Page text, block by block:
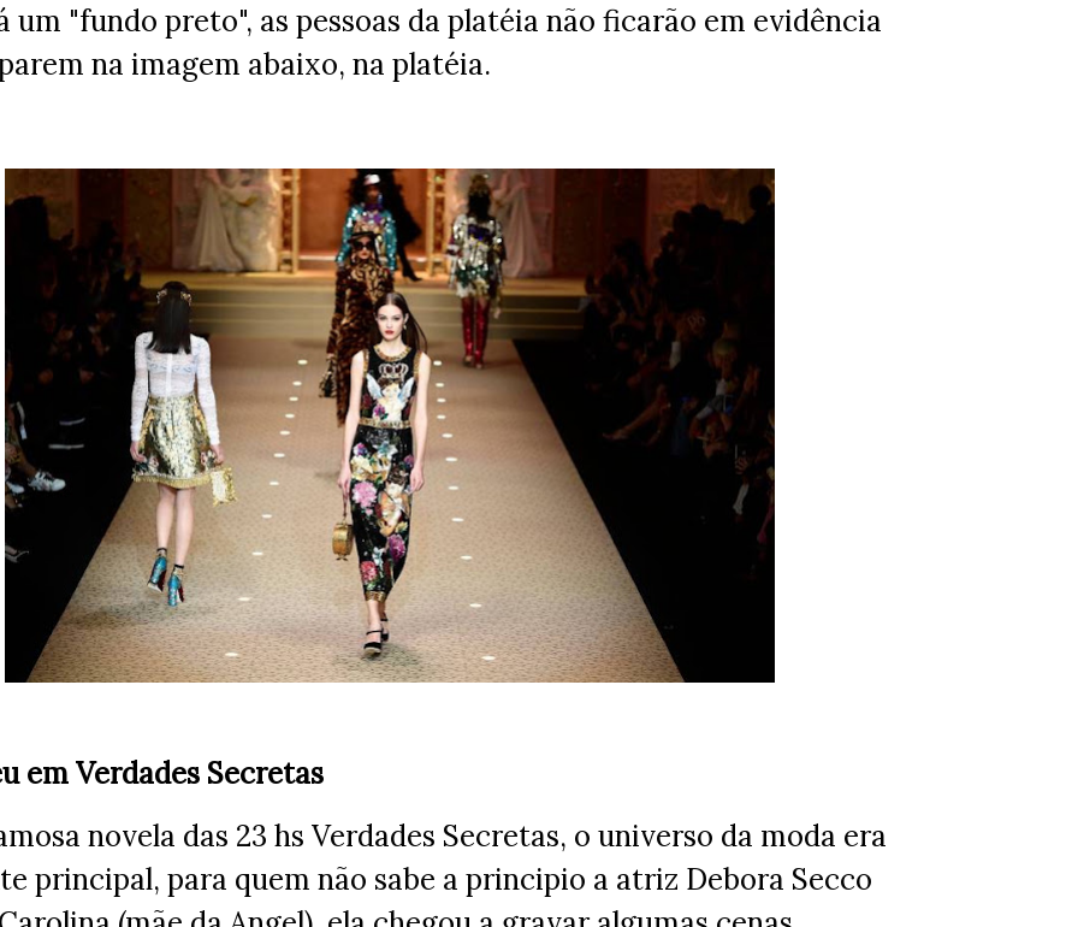
um "fundo preto", as pessoas da platéia não ficarão em evidência
na imagem abaixo, na platéia.
em Verdades Secretas
novela das 23 hs Verdades Secretas, o universo da moda era
principal, para quem não sabe a principio a atriz Debora Secco